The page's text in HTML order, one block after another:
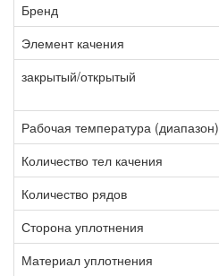
Бренд
Элемент качения
закрытый/открытый
Рабочая температура (диапазон)
Количество тел качения
Количество рядов
Сторона уплотнения
Материал уплотнения